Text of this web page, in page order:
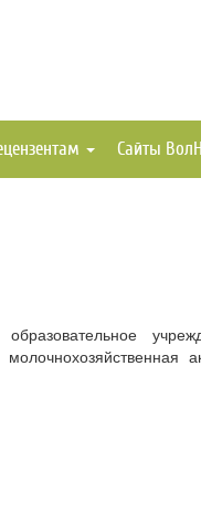
Сайты
молочнохозяйственная